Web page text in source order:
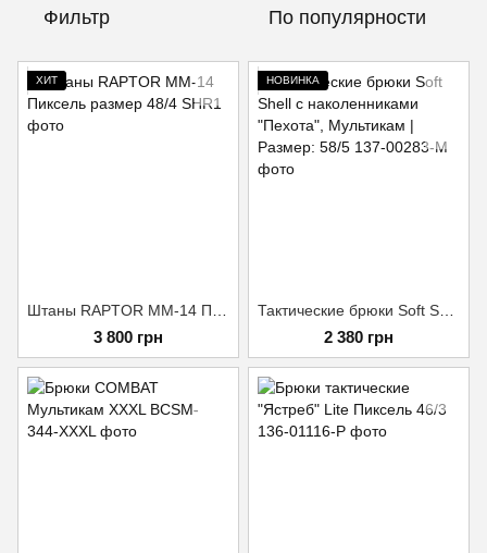
Фильтр По популярности
ХИТ
3 800 грн
НОВИНКА
2 380 грн